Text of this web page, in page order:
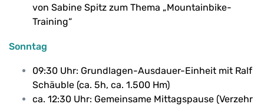
von Sabine Spitz zum Thema „Mountainbike-
Training“
Sonntag
09:30 Uhr: Grundlagen-Ausdauer-Einheit mit Ralf
Schäuble (ca. 5h, ca. 1.500 Hm)
ca. 12:30 Uhr: Gemeinsame Mittagspause (Verzehr